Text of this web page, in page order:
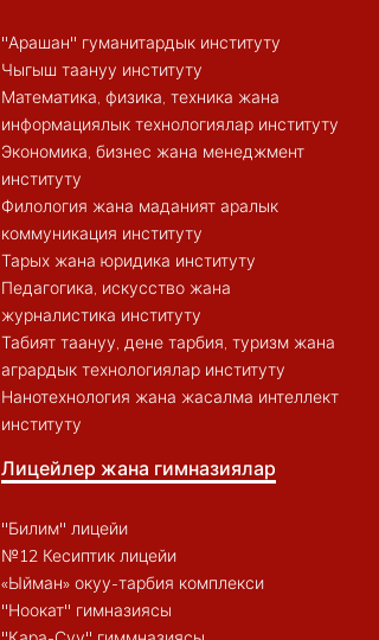
"Арашан" гуманитардык институту
Чыгыш таануу институту
Математика, физика, техника жана
информациялык технологиялар институту
Экономика, бизнес жана менеджмент
институту
Филология жана маданият аралык
коммуникация институту
Тарых жана юридика институту
Педагогика, искусство жана
журналистика институту
Табият таануу, дене тарбия, туризм жана
агрардык технологиялар институту
Нанотехнология жана жасалма интеллект
институту
Лицейлер жана гимназиялар
"Билим" лицейи
№12 Кесиптик лицейи
«Ыйман» окуу-тарбия комплекси
"Ноокат" гимназиясы